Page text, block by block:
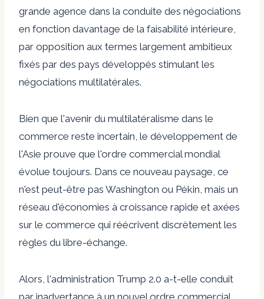
grande agence dans la conduite des négociations
en fonction davantage de la faisabilité intérieure,
par opposition aux termes largement ambitieux
fixés par des pays développés stimulant les
négociations multilatérales.
Bien que l'avenir du multilatéralisme dans le
commerce reste incertain, le développement de
l'Asie prouve que l'ordre commercial mondial
évolue toujours. Dans ce nouveau paysage, ce
n'est peut-être pas Washington ou Pékin, mais un
réseau d'économies à croissance rapide et axées
sur le commerce qui réécrivent discrètement les
règles du libre-échange.
Alors, l'administration Trump 2.0 a-t-elle conduit
par inadvertance à un nouvel ordre commercial